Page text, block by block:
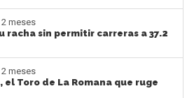
2 meses
racha sin permitir carreras a 37.2
2 meses
Toro de La Romana que ruge